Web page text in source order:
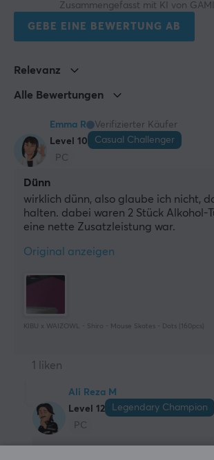
Zusammengefasst mit KI von
GEBE EINE BEWERTUNG AB
Relevanz
Alle Bewertungen
Emma R
Verifizierter Käufer
Level 10
Casual Challenger
PC
Dünn
wirklich dünn, also glaube ich nicht,
halten. dabei waren 2 Stück Alkohol-
eine nette Zusatzleistung war.
Original anzeigen
KIBU x WAIZOWL - Shiro - Mouse Skates - Dots (160pcs)
1 liken
Ali Reza M
Level 12
Legendary Champion
PC